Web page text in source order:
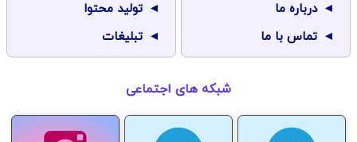
درباره ما
تماس با ما
تولید محتوا
تبلیغات
شبکه های اجتماعی